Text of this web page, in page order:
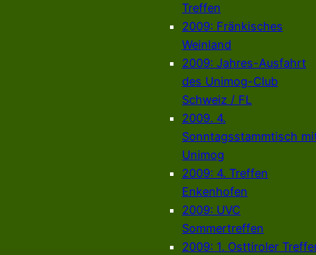
Treffen
2009: Fränkisches
Weinland
2009: Jahres-Ausfahrt
des Unimog-Club
Schweiz / FL
2009. 4.
Sonntagsstammtisch
Unimog
2009: 4. Treffen
Enkenhofen
2009: UVC
Sommertreffen
2009: 1. Osttiroler